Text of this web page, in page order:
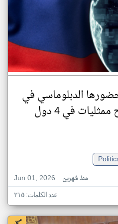
الدبلوماسي في
إفريقيا بافتتاح ممثليات في 4 دول
Jun 01, 2026
منذ شهرين
عدد الكلمات: ٢١٥